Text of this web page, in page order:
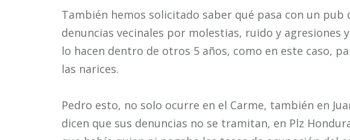
También hemos solicitado saber qué pasa con un pub
denuncias vecinales por molestias, ruido y agresiones
lo hacen dentro de otros 5 años, como en este caso,
las narices.
Pedro esto, no solo ocurre en el Carme, también en
dicen que sus denuncias no se tramitan, en Plz